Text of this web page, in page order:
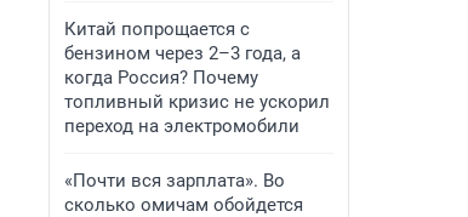
Китай попрощается с
бензином через 2–3 года, а
когда Россия? Почему
топливный кризис не ускорил
переход на электромобили
«Почти вся зарплата». Во
сколько омичам обойдется